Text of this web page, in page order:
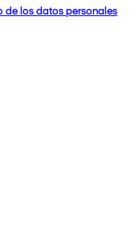
de los datos personales